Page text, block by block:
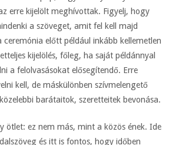
erre kijelölt meghívottak. Figyelj, hogy
a szöveget, amit fel kell majd
ceremónia előtt például inkább kellemetlen
kijelölés, főleg, ha saját példánnyal
a felolvasásokat elősegítendő. Erre
kell, de máskülönben szívmelengető
barátaitok, szeretteitek bevonása.
ötlet: ez nem más, mint a közös ének. Ide
és itt is fontos, hogy időben